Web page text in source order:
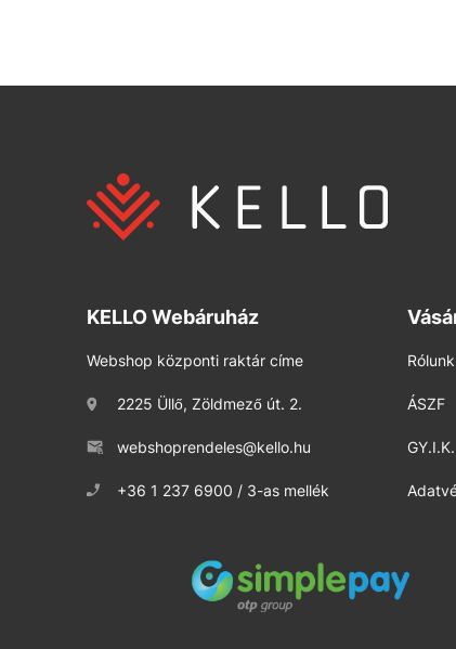
KELLO Webáruház
Webshop központi raktár címe
2225 Üllő, Zöldmező út. 2.
webshoprendeles@kello.hu
+36 1 237 6900 / 3-as mellék
Rólunk
ÁSZF
GY.I.K.